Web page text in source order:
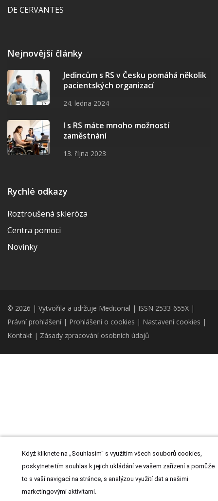
DE CERVANTES
Nejnovější články
Jedincům s RS v Česku pomáhá několik
pacientských organizací
24. ledna 2024
I s RS máte mnoho možností
zaměstnání
13. října 2023
Rychlé odkazy
Roztroušená skleróza
Centra pomoci
Novinky
© 2026 | Vytvořila a udržuje Meditorial | ISSN 2533-655X |
Právní prohlášení | Prohlášení o cookies | Nastavení cookies |
Kontakt | Zásady zpracování osobních údajů
Když kliknete na „Souhlasím“ s využitím všech souborů cookies,
poskytnete tím souhlas k jejich ukládání ve vašem zařízení a pomůže
to s vaší navigací na stránce, s analýzou využití dat a našimi
marketingovými aktivitami.